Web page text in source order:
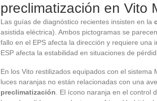
preclimatización en Vito
Las guías de diagnóstico recientes insisten en la
asistida eléctrica). Ambos pictogramas se
fallo en el EPS afecta la dirección y requiere
ESP afecta la estabilidad en situaciones de
En los Vito restilizados equipados con el
luces naranjas no están relacionadas con una
preclimatización. El ícono naranja en el control